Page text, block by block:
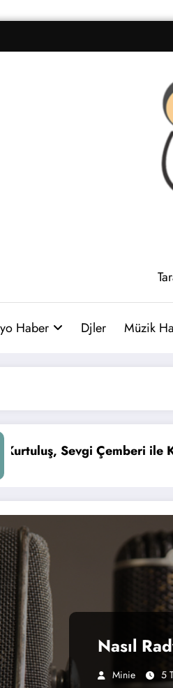
Haber Djler Müzik
FM’e Geri Döndü!
KAFA
Nasıl
Minie 5